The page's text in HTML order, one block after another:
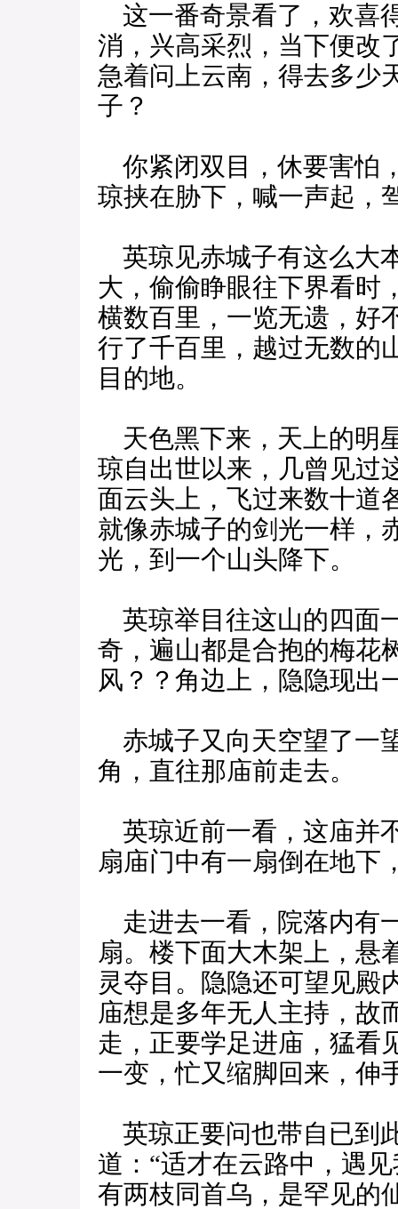
这一番奇景看了，欢喜
消，兴高采烈，当下便改
急着问上云南，得去多少
子？
你紧闭双目，休要害怕
琼挟在胁下，喊一声起，
英琼见赤城子有这么大
大，偷偷睁眼往下界看时
横数百里，一览无遗，好
行了千百里，越过无数的
目的地。
天色黑下来，天上的明
琼自出世以来，几曾见过
面云头上，飞过来数十道
就像赤城子的剑光一样，
光，到一个山头降下。
英琼举目往这山的四面
奇，遍山都是合抱的梅花
风？？角边上，隐隐现出
赤城子又向天空望了一
角，直往那庙前走去。
英琼近前一看，这庙并
扇庙门中有一扇倒在地下
走进去一看，院落内有
扇。楼下面大木架上，悬
灵夺目。隐隐还可望见殿
庙想是多年无人主持，故
走，正要学足进庙，猛看
一变，忙又缩脚回来，伸
英琼正要问也带自已到
道：“适才在云路中，遇
有两枝同首乌，是罕见的